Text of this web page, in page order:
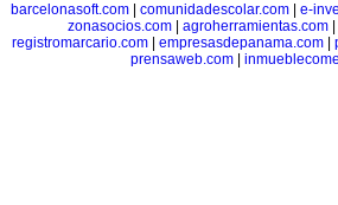
barcelonasoft.com
comunidadescolar.com
e-
zonasocios.com
agroherramientas.com
registromarcario.com| empresasdepanama.com|
prensaweb.com